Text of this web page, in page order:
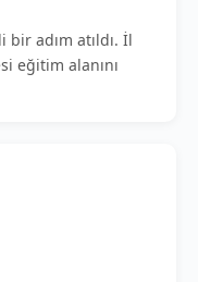
adım atıldı. İl
eğitim alanını